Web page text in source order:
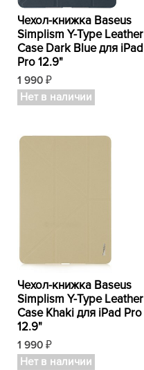
Чехол-книжка Baseus
Simplism Y-Type Leather
Case Dark Blue для iPad
Pro 12.9"
1 990 ₽
Нет в наличии
Чехол-книжка Baseus
Simplism Y-Type Leather
Case Khaki для iPad Pro
12.9"
1 990 ₽
Нет в наличии